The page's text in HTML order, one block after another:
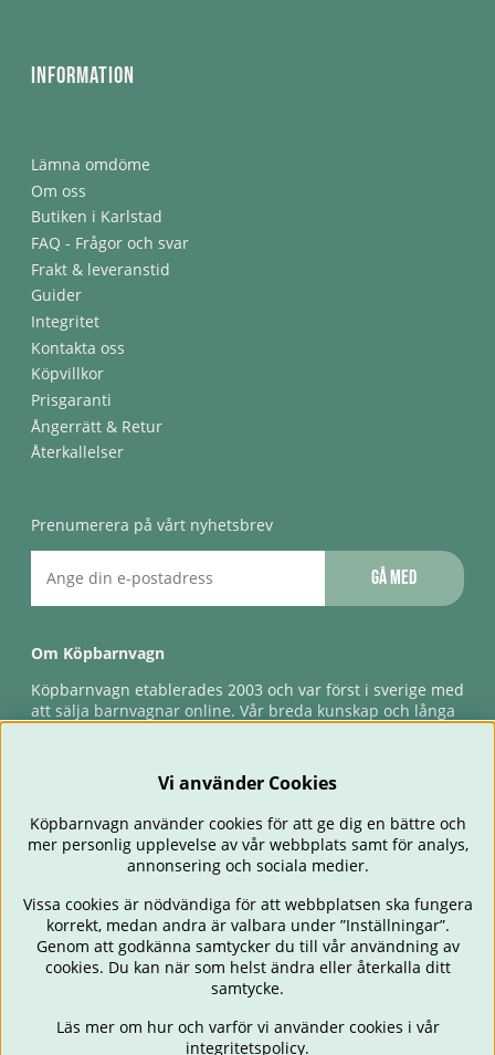
Information
Lämna omdöme
Om oss
Butiken i Karlstad
FAQ - Frågor och svar
Frakt & leveranstid
Guider
Integritet
Kontakta oss
Köpvillkor
Prisgaranti
Ångerrätt & Retur
Återkallelser
Prenumerera på vårt nyhetsbrev
Gå med
Om Köpbarnvagn
Köpbarnvagn etablerades 2003 och var först i sverige med
att sälja barnvagnar online. Vår breda kunskap och långa
förlossningsgaranti & förlängd ångerrätt.
BARNVAGNAR BILSTOLAR BABY ÄTA & MATA
RESA
OUTLET
PRESENTTIPS
Vi använder Cookies
Köpbarnvagn använder cookies för att ge dig en bättre och
mer personlig upplevelse av vår webbplats samt för analys,
annonsering och sociala medier.
Vissa cookies är nödvändiga för att webbplatsen ska fungera
korrekt, medan andra är valbara under ”Inställningar”.
Genom att godkänna samtycker du till vår användning av
cookies. Du kan när som helst ändra eller återkalla ditt
samtycke.
Läs mer om hur och varför vi använder cookies i vår
integritetspolicy.